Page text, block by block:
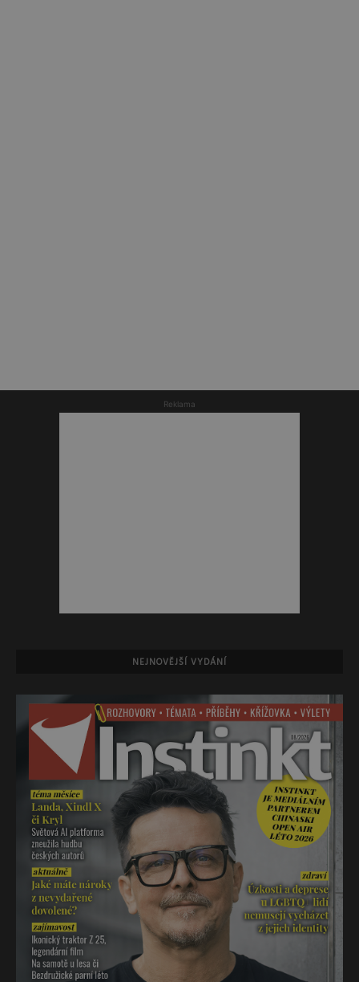
Reklama
NEJNOVĚJŠÍ VYDÁNÍ